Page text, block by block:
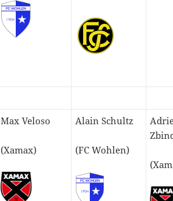
Max Veloso
(Xamax)
Alain Schultz
(FC Wohlen)